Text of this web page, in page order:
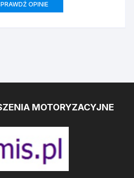
OPINIE
MOTORYZACYJNE